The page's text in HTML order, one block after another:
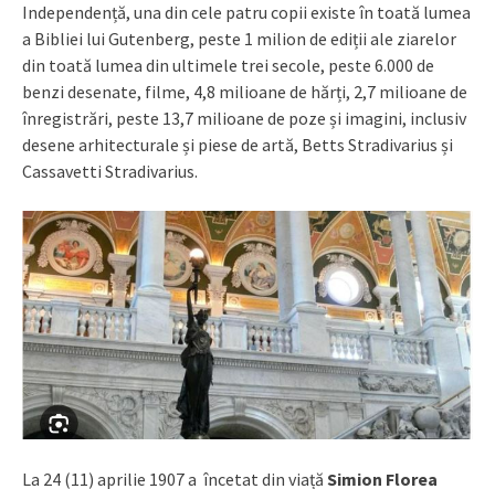
Independență, una din cele patru copii existe în toată lumea
a Bibliei lui Gutenberg, peste 1 milion de ediții ale ziarelor
din toată lumea din ultimele trei secole, peste 6.000 de
benzi desenate, filme, 4,8 milioane de hărți, 2,7 milioane de
înregistrări, peste 13,7 milioane de poze și imagini, inclusiv
desene arhitecturale și piese de artă, Betts Stradivarius și
Cassavetti Stradivarius.
La 24 (11) aprilie 1907 a încetat din viață Simion Florea